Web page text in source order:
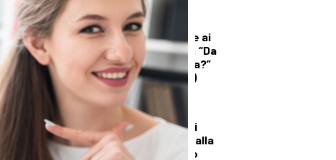
DEMOGRAFICA
Licia Colò risponde ai
commenti sull’età: “Da
quando è un’offesa?”
(solo per le donne)
DALLA TOSCANA
Un’altra giornata di
incendi di bosco, dalla
Toscana al Mugello